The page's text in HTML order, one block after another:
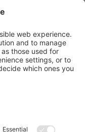
PARTITA
offerte,
e
articoli